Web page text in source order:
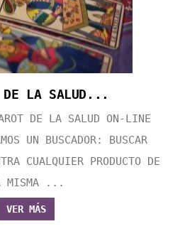
DE LA SALUD...
DE LA SALUD ON-LINE
UN BUSCADOR: BUSCAR
CUALQUIER PRODUCTO DE
MISMA ...
VER MÁS